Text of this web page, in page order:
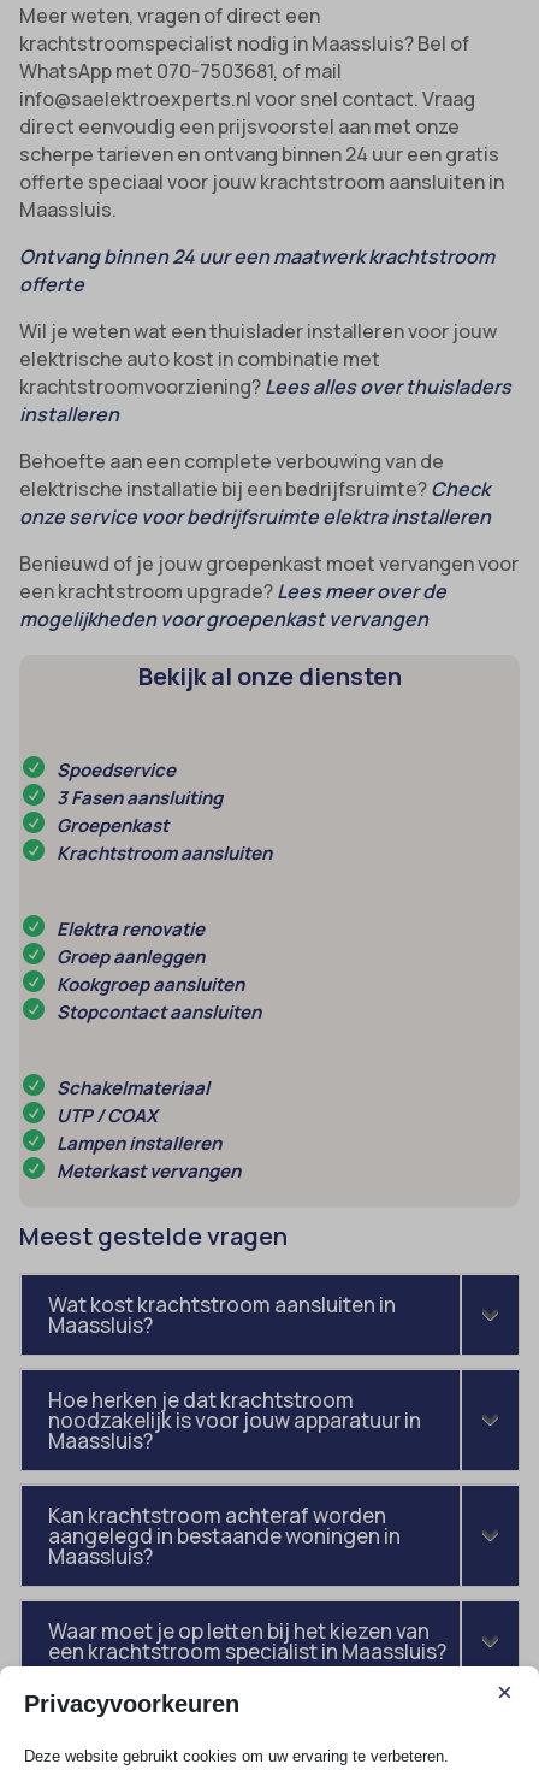
Meer weten, vragen of direct een
krachtstroomspecialist nodig in Maassluis? Bel of
WhatsApp met 070-7503681, of mail
info@saelektroexperts.nl voor snel contact. Vraag
direct eenvoudig een prijsvoorstel aan met onze
scherpe tarieven en ontvang binnen 24 uur een gratis
offerte speciaal voor jouw krachtstroom aansluiten in
Maassluis.
Ontvang binnen 24 uur een maatwerk krachtstroom
offerte
Wil je weten wat een thuislader installeren voor jouw
elektrische auto kost in combinatie met
krachtstroomvoorziening?Lees alles over thuisladers
installeren
Behoefte aan een complete verbouwing van de
elektrische installatie bij een bedrijfsruimte?Check
onze service voor bedrijfsruimte elektra installeren
Benieuwd of je jouw groepenkast moet vervangen voor
een krachtstroom upgrade?Lees meer over de
mogelijkheden voor groepenkast vervangen
Bekijk al onze diensten
Spoedservice
3 Fasen aansluiting
Groepenkast
Krachtstroom aansluiten
Elektra renovatie
Groep aanleggen
Kookgroep aansluiten
Stopcontact aansluiten
Schakelmateriaal
UTP / COAX
Lampen installeren
Meterkast vervangen
Meest gestelde vragen
Wat kost krachtstroom aansluiten in
Maassluis?
Hoe herken je dat krachtstroom
noodzakelijk is voor jouw apparatuur in
Maassluis?
Kan krachtstroom achteraf worden
aangelegd in bestaande woningen in
Maassluis?
Waar moet je op letten bij het kiezen van
een krachtstroom specialist in Maassluis?
Privacyvoorkeuren ×
Deze website gebruikt cookies om uw ervaring te verbeteren.